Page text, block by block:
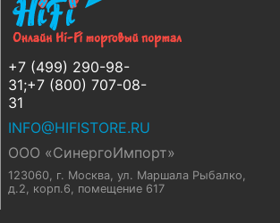
+7 (499) 290-98-
31;+7 (800) 707-08-
31
INFO@HIFISTORE.RU
ООО «СинергоИмпорт»
123060, г. Москва, ул. Маршала Рыбалко,
д.2, корп.6, помещение 617